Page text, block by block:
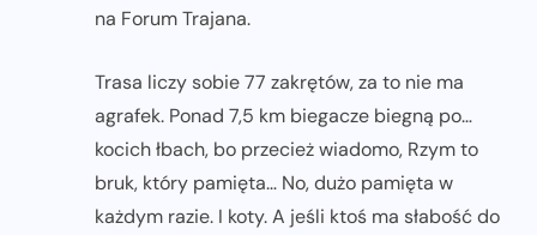
na Forum Trajana.
Trasa liczy sobie 77 zakrętów, za to nie ma
agrafek. Ponad 7,5 km biegacze biegną po…
kocich łbach, bo przecież wiadomo, Rzym to
bruk, który pamięta… No, dużo pamięta w
każdym razie. I koty. A jeśli ktoś ma słabość do